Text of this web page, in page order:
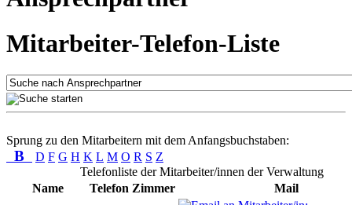
Mitarbeiter-Telefon-Liste
Sprung zu den Mitarbeitern mit dem Anfangsbuchstaben:
B D F G H K L M O R S Z
Telefonliste der Mitarbeiter/innen der Verwaltung
Name
Telefon Zimmer
Mail